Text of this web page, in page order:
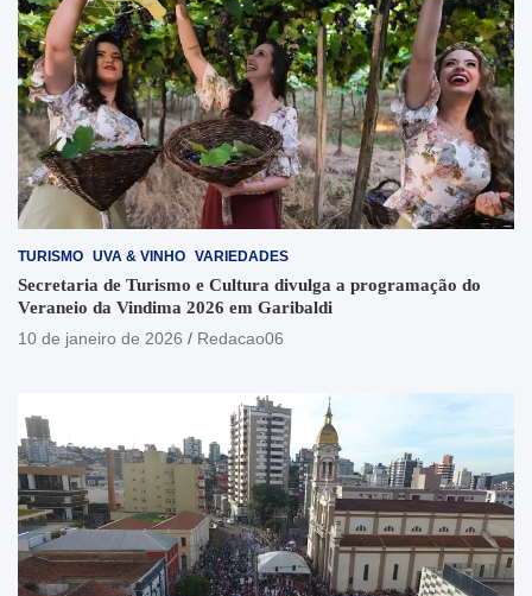
TURISMO UVA & VINHO VARIEDADES
Secretaria de Turismo e Cultura divulga a programação do
Veraneio da Vindima 2026 em Garibaldi
10 de janeiro de 2026
Redacao06